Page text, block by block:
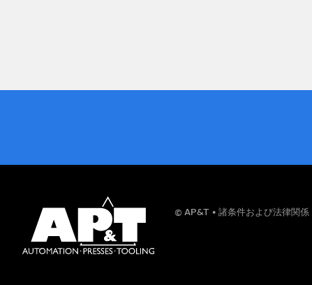
© AP&T 諸条件および法律関係